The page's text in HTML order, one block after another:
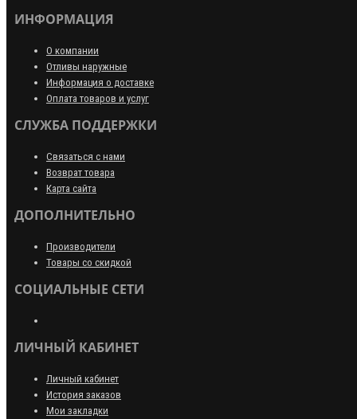
ИНФОРМАЦИЯ
О компании
Отливы наружные
Информация о доставке
Оплата товаров и услуг
СЛУЖБА ПОДДЕРЖКИ
Связаться с нами
Возврат товара
Карта сайта
ДОПОЛНИТЕЛЬНО
Производители
Товары со скидкой
СОЦИАЛЬНЫЕ СЕТИ
ЛИЧНЫЙ КАБИНЕТ
Личный кабинет
История заказов
Мои закладки